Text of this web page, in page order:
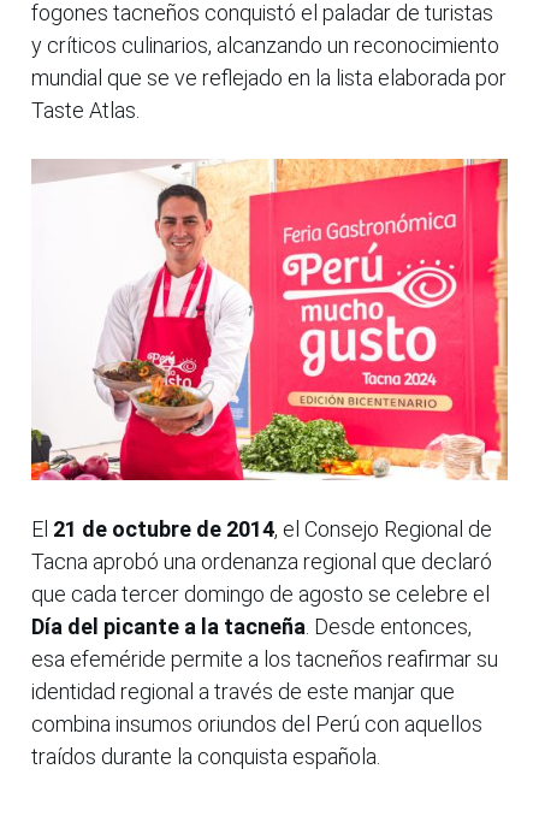
fogones tacneños conquistó el paladar de turistas
y críticos culinarios, alcanzando un reconocimiento
mundial que se ve reflejado en la lista elaborada por
Taste Atlas.
El 21 de octubre de 2014, el Consejo Regional de
Tacna aprobó una ordenanza regional que declaró
que cada tercer domingo de agosto se celebre el
Día del picante a la tacneña . Desde entonces,
esa efeméride permite a los tacneños reafirmar su
identidad regional a través de este manjar que
combina insumos oriundos del Perú con aquellos
traídos durante la conquista española.